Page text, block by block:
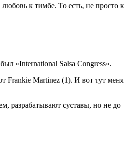
к тимбе. То есть, не просто к
«International Salsa Congress».
Frankie Martinez (1). И вот тут меня
разрабатывают суставы, но не до